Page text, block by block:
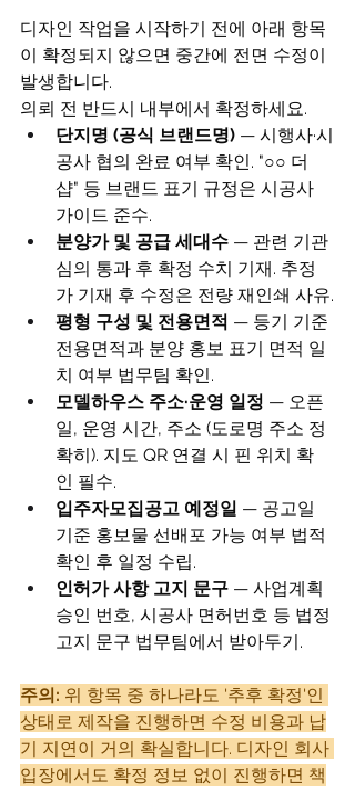
디자인 작업을 시작하기 전에 아래 항목
이 확정되지 않으면 중간에 전면 수정이
발생합니다.
의뢰 전 반드시 내부에서 확정하세요.
단지명 (공식 브랜드명) — 시행사·시
공사 협의 완료 여부 확인. "○○ 더
샵" 등 브랜드 표기 규정은 시공사
가이드 준수.
분양가 및 공급 세대수 — 관련 기관
심의 통과 후 확정 수치 기재. 추정
가 기재 후 수정은 전량 재인쇄 사유.
평형 구성 및 전용면적 — 등기 기준
전용면적과 분양 홍보 표기 면적 일
치 여부 법무팀 확인.
모델하우스 주소·운영 일정 — 오픈
일, 운영 시간, 주소 (도로명 주소 정
확히). 지도 QR 연결 시 핀 위치 확
인 필수.
입주자모집공고 예정일 — 공고일
기준 홍보물 선배포 가능 여부 법적
확인 후 일정 수립.
인허가 사항 고지 문구 — 사업계획
승인 번호, 시공사 면허번호 등 법정
고지 문구 법무팀에서 받아두기.
주의: 위 항목 중 하나라도 '추후 확정'인
상태로 제작을 진행하면 수정 비용과 납
기 지연이 거의 확실합니다. 디자인 회사
입장에서도 확정 정보 없이 진행하면 책